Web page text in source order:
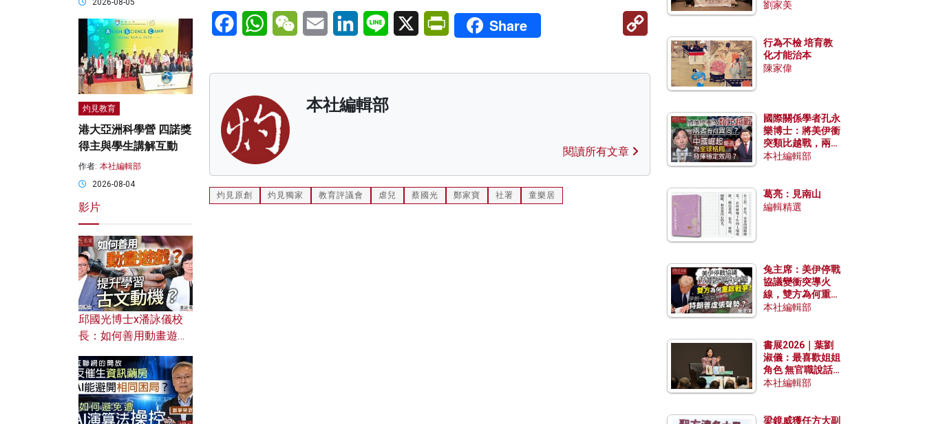
FacebookWhatsAppWeChatEmail LinkedInLine X PrintFriendly
Share
Copy
本社編輯部
閱讀所有文章
灼見原創 灼見獨家 教育評議會 虐兒 蔡國光 鄭家寶 社署 童樂居
2026-08-05
灼見教育
港大亞洲科學營 四諾獎
得主與學生講解互動
作者: 本社編輯部
2026-08-04
影片
邱國光博士x潘詠儀校
長：如何善用動畫遊戲
劉家美
行為不檢 培育教
化才能治本
陳家偉
國際關係學者孔永
樂博士：將美伊衝
突類比越戰，兩者
有何異同？中國崛
本社編輯部
葛亮：見南山
編輯精選
兔主席：美伊停戰
協議變衝突導火
線，雙方為何重啟
戰爭？伊朗一早洞
本社編輯部
書展2026｜葉劉
淑儀：最喜歡姐姐
角色 無官職說話
包袱少
本社編輯部
梁鏡威獲任方大副